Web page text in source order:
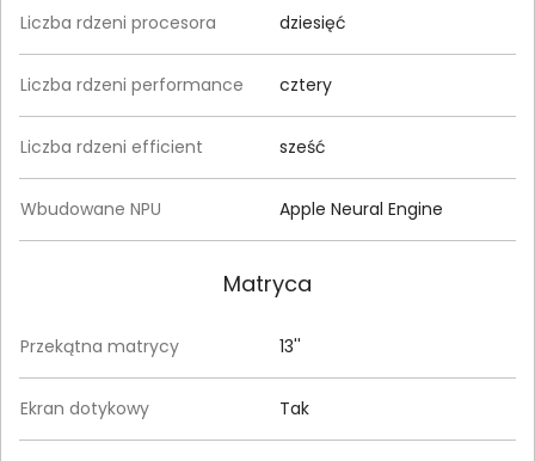
Liczba rdzeni procesora dziesięć
Liczba rdzeni performance cztery
Liczba rdzeni efficient sześć
Wbudowane NPU Apple Neural Engine
Matryca
Przekątna matrycy 13''
Ekran dotykowy Tak